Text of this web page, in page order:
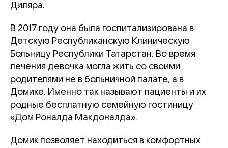
Диляра.
В 2017 году она была госпитализирована в
Детскую Республиканскую Клиническую
Больницу Республики Татарстан. Во время
лечения девочка могла жить со своими
родителями не в больничной палате, а в
Домике. Именно так называют пациенты и их
родные бесплатную семейную гостиницу
«Дом Роналда Макдоналда».
Домик позволяет находиться в комфортных